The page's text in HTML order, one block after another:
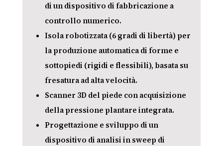
di un dispositivo di fabbricazione a
controllo numerico.
Isola robotizzata (6 gradi di libertà) per
la produzione automatica di forme e
sottopiedi (rigidi e flessibili), basata su
fresatura ad alta velocità.
Scanner 3D del piede con acquisizione
della pressione plantare integrata.
Progettazione e sviluppo di un
dispositivo di analisi in sweep di